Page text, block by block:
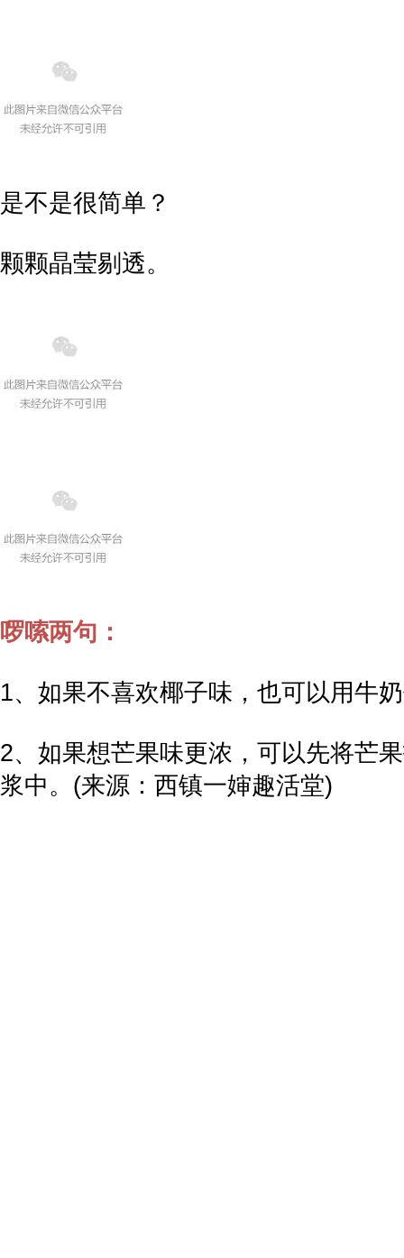
是不是很简单？
颗颗晶莹剔透。
啰嗦两句：
1、如果不喜欢椰子味，也可以用牛
2、如果想芒果味更浓，可以先将芒
浆中。(来源：西镇一婶趣活堂)